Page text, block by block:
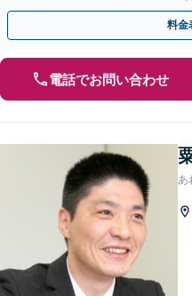
連携し最善を尽くします【完全個
料金
電話でお問い合わせ
あ